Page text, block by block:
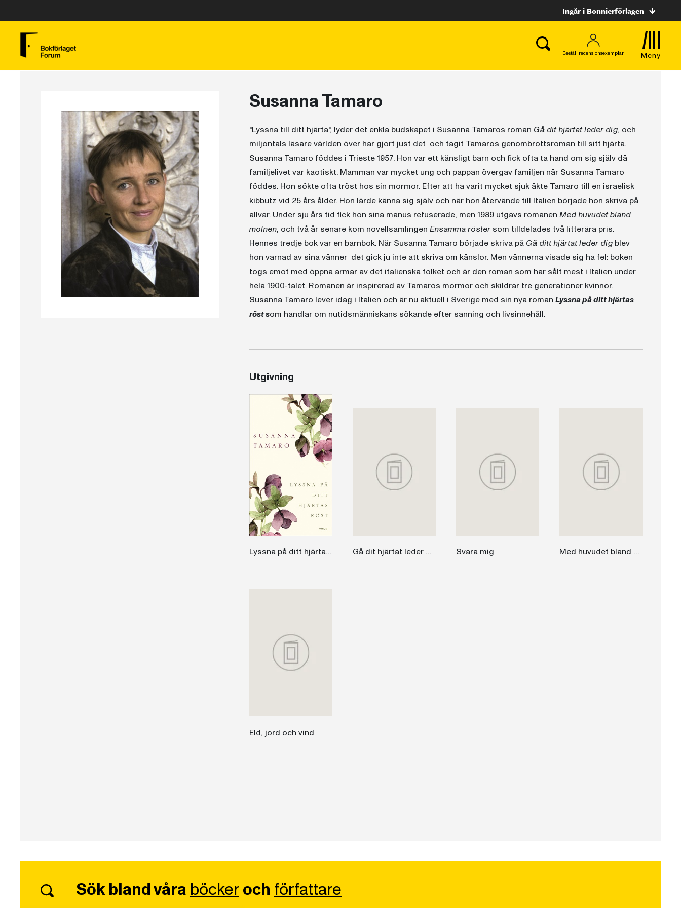
Ingår i Bonnierförlagen
Beställ recensionsexemplar Meny
Susanna Tamaro
"Lyssna till ditt hjärta", lyder det enkla budskapet i Susanna Tamaros roman Gå dit hjärtat leder dig, och
miljontals läsare världen över har gjort just det  och tagit Tamaros genombrottsroman till sitt hjärta.
Susanna Tamaro föddes i Trieste 1957. Hon var ett känsligt barn och fick ofta ta hand om sig själv då
familjelivet var kaotiskt. Mamman var mycket ung och pappan övergav familjen när Susanna Tamaro
föddes. Hon sökte ofta tröst hos sin mormor. Efter att ha varit mycket sjuk åkte Tamaro till en israelisk
kibbutz vid 25 års ålder. Hon lärde känna sig själv och när hon återvände till Italien började hon skriva på
allvar. Under sju års tid fick hon sina manus refuserade, men 1989 utgavs romanen Med huvudet bland
molnen, och två år senare kom novellsamlingen Ensamma röstersom tilldelades två litterära pris.
Hennes tredje bok var en barnbok. När Susanna Tamaro började skriva på Gå ditt hjärtat leder digblev
hon varnad av sina vänner  det gick ju inte att skriva om känslor. Men vännerna visade sig ha fel: boken
togs emot med öppna armar av det italienska folket och är den roman som har sålt mest i Italien under
hela 1900-talet. Romanen är inspirerad av Tamaros mormor och skildrar tre generationer kvinnor.
Susanna Tamaro lever idag i Italien och är nu aktuell i Sverige med sin nya roman Lyssna på ditt hjärtas
röst som handlar om nutidsmänniskans sökande efter sanning och livsinnehåll.
Utgivning
Lyssna på ditt hjärtas röst Gå dit hjärtat leder dig Svara mig Med huvudet bland molnen
Eld, jord och vind
Sök bland våra böckeroch författare